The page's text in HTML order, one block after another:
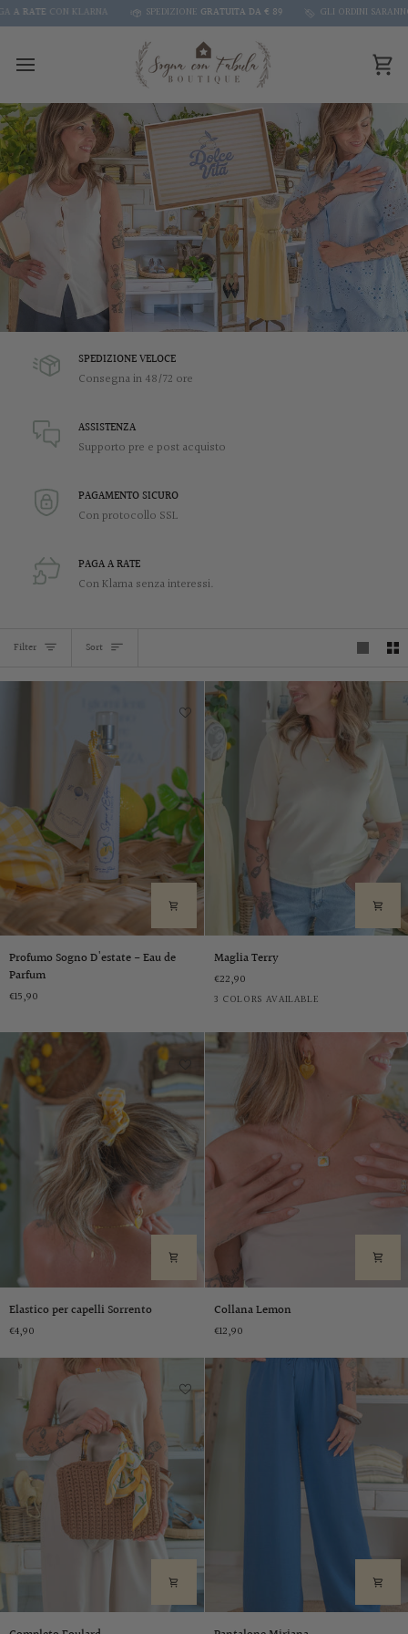
Skip
to
SPEDIZIONEGRATUITA DA € 89 GLI ORDINI SARANNO EVASI A PARTIRE AL
SPEDIZIONE VELOCE
Consegna in 48/72 ore
ASSISTENZA
Supporto pre e post acquisto
PAGAMENTO SICURO
Con protocollo SSL
PAGA A RATE
Con Klarna senza interessi.
Filter SORT
Sort
Profumo
Sogno
-
de
Parfum
Profumo Sogno D'estate - Eau de
Parfum
€15,90
Maglia
Terry
Maglia Terry
€22,90
3 COLORS AVAILABLE
Rosa GialloAzzurro
Elastico
per
capelli
Sorrento
Elastico per capelli Sorrento
€4,90
Collana
Lemon
Collana Lemon
€12,90
Completo
Pantalone